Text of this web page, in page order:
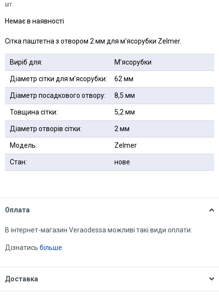
шт.
Немає в наявності
Сітка паштетна з отвором 2 мм для м'ясорубки Zelmer.
Виріб для: М'ясорубки
Діаметр сітки для м'ясорубки: 62 мм
Діаметр посадкового отвору: 8,5 мм
Товщина сітки: 5,2 мм
Діаметр отворів сітки: 2 мм
Модель: Zelmer
Стан: нове
Оплата
В інтернет-магазин Veraodessa можливі такі види оплати:
Дізнатись більше.
Доставка